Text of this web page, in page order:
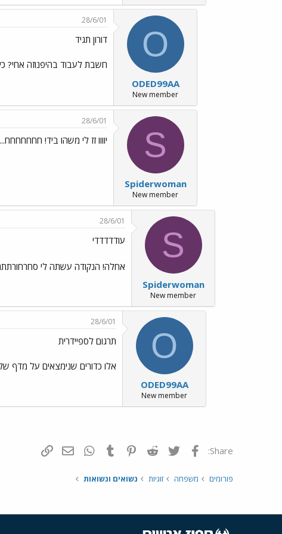
O
ODED99AA
New member
28/6/01
דורון תגיד
חשבת לעבוד בהיפנוזה
S
Spiderwoman
New member
28/6/01
יוווו זז לי משהו ביד! חחחחחחח...
S
Spiderwoman
New member
28/6/01
עודדדדדי
אחלה! הנקודה עשתה לי
O
ODED99AA
New member
28/6/01
תרגום לספיידרית
אלו כדורים שנימצאים על מדף
Share: פייסבוק Twitter
Reddit
Pinterest
Tumblr
WhatsAppדואר אלקטרוני
פורומים משפחה זוגיות נשואים ונשואות